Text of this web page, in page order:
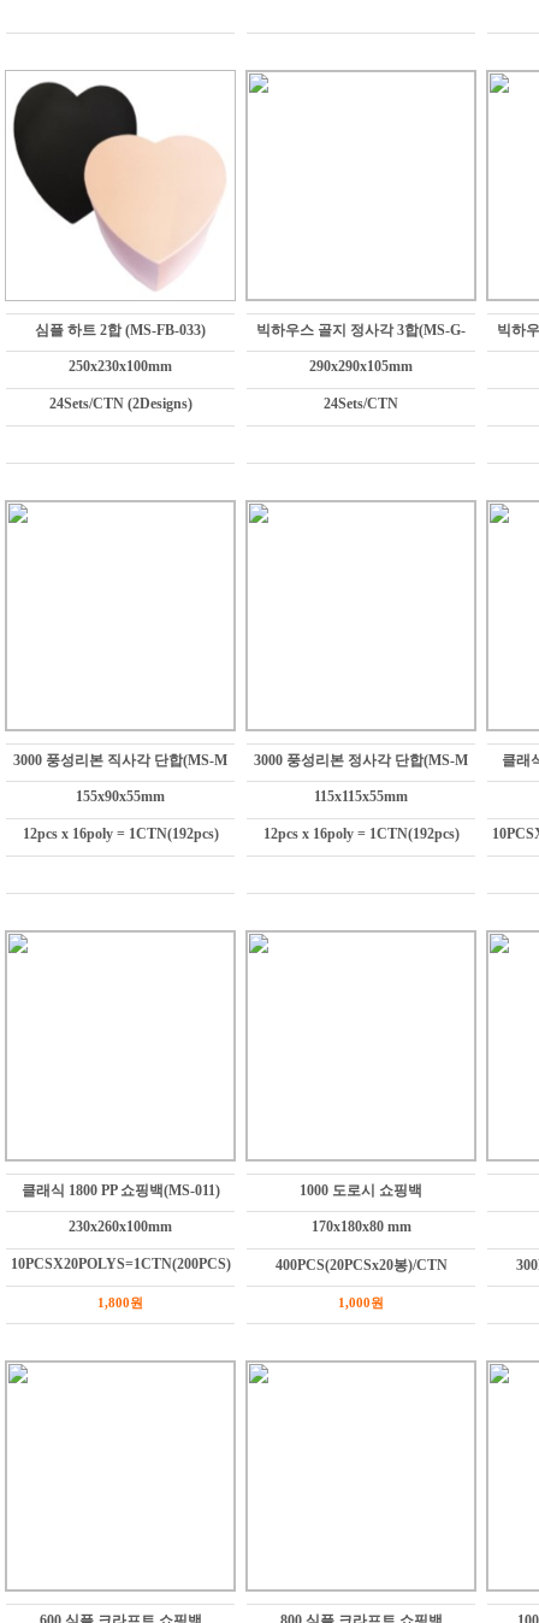
심플 하트 2합 (MS-FB-033)
250x230x100mm
24Sets/CTN (2Designs)
빅하우스 골지 정사각 3합(MS-G-
290x290x105mm
24Sets/CTN
빅하
3000 풍성리본 직사각 단합(MS-M
155x90x55mm
12pcs x 16poly = 1CTN(192pcs)
3000 풍성리본 정사각 단합(MS-M
115x115x55mm
12pcs x 16poly = 1CTN(192pcs)
클래
클래식 1800 PP 쇼핑백(MS-011)
230x260x100mm
10PCSX20POLYS=1CTN(200PCS)
1,800원
1000 도로시 쇼핑백
170x180x80 mm
400PCS(20PCSx20봉)/CTN
1,000원